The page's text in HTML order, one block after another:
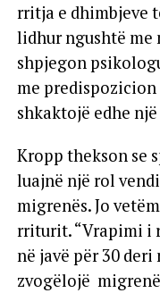
rritja e dhimbjeve
lidhur ngushtë me
shpjegon
me
shkaktojë edhe
Kropp thekson se
luajnë një rol
migrenës. Jo
rriturit. “Vrapimi i
në javë për 30 deri
zvogëlojë